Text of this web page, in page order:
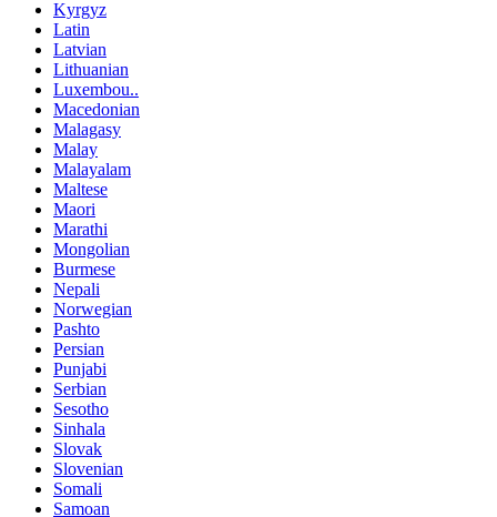
Kyrgyz
Latin
Latvian
Lithuanian
Luxembou..
Macedonian
Malagasy
Malay
Malayalam
Maltese
Maori
Marathi
Mongolian
Burmese
Nepali
Norwegian
Pashto
Persian
Punjabi
Serbian
Sesotho
Sinhala
Slovak
Slovenian
Somali
Samoan